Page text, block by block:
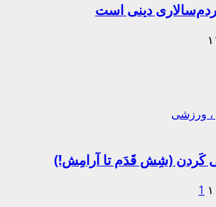
دینی است
، ورزشی
کَردن (شِش قَدَم تا آرامِش!)
1